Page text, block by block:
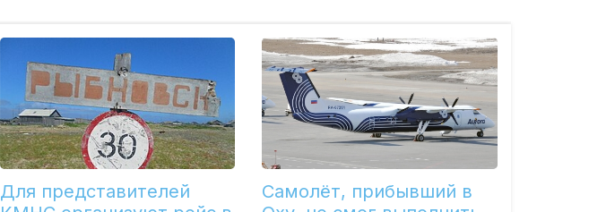
Для представителей
Самолёт, прибывший в